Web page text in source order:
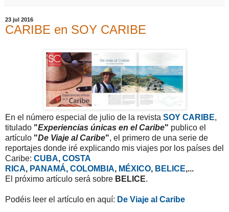
23 jul 2016
CARIBE en SOY CARIBE
En el número especial de julio de la revista SOY CARIBE,
titulado "Experiencias únicas en el Caribe" publico el
artículo "De Viaje al Caribe", el primero de una serie de
reportajes donde iré explicando mis viajes por los países del
Caribe: CUBA, COSTA
RICA, PANAMÁ, COLOMBIA, MÉXICO, BELICE,...
El próximo artículo será sobre BELICE.
Podéis leer el artículo en aquí: De Viaje al Caribe